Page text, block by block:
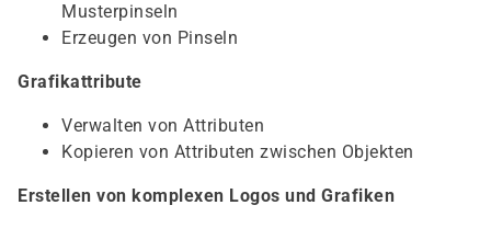
Musterpinseln
Erzeugen von Pinseln
Grafikattribute
Verwalten von Attributen
Kopieren von Attributen zwischen Objekten
Erstellen von komplexen Logos und Grafiken